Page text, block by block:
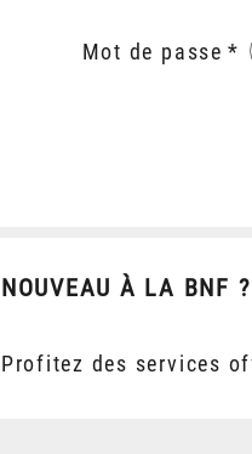
Mot de passe
NOUVEAU À LA BNF ?
Profitez des services